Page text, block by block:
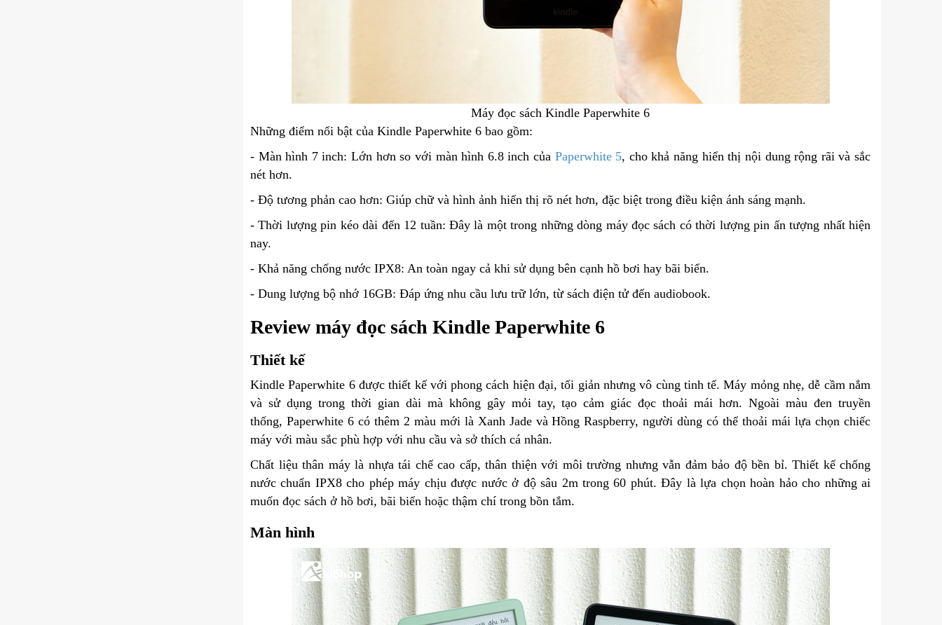
Máy đọc sách Kindle Paperwhite 6
Những điểm nổi bật của Kindle Paperwhite 6 bao gồm:
- Màn hình 7 inch: Lớn hơn so với màn hình 6.8 inch của Paperwhite 5, cho khả năng hiển thị nội dung rộng rãi và sắc
nét hơn.
- Độ tương phản cao hơn: Giúp chữ và hình ảnh hiển thị rõ nét hơn, đặc biệt trong điều kiện ánh sáng mạnh.
- Thời lượng pin kéo dài đến 12 tuần: Đây là một trong những dòng máy đọc sách có thời lượng pin ấn tượng nhất hiện
nay.
- Khả năng chống nước IPX8: An toàn ngay cả khi sử dụng bên cạnh hồ bơi hay bãi biển.
- Dung lượng bộ nhớ 16GB: Đáp ứng nhu cầu lưu trữ lớn, từ sách điện tử đến audiobook.
Review máy đọc sách Kindle Paperwhite 6
Thiết kế
Kindle Paperwhite 6 được thiết kế với phong cách hiện đại, tối giản nhưng vô cùng tinh tế. Máy mỏng nhẹ, dễ cầm nắm
và sử dụng trong thời gian dài mà không gây mỏi tay, tạo cảm giác đọc thoải mái hơn. Ngoài màu đen truyền
thống, Paperwhite 6 có thêm 2 màu mới là Xanh Jade và Hồng Raspberry, người dùng có thể thoải mái lựa chọn chiếc
máy với màu sắc phù hợp với nhu cầu và sở thích cá nhân.
Chất liệu thân máy là nhựa tái chế cao cấp, thân thiện với môi trường nhưng vẫn đảm bảo độ bền bỉ. Thiết kế chống
nước chuẩn IPX8 cho phép máy chịu được nước ở độ sâu 2m trong 60 phút. Đây là lựa chọn hoàn hảo cho những ai
muốn đọc sách ở hồ bơi, bãi biển hoặc thậm chí trong bồn tắm.
Màn hình